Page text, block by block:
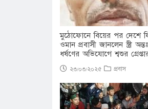
মুঠোফোনে বিয়ের পর দেশে
ওমান প্রবাসী জানলেন স্ত্রী
ধর্ষণের অভিযোগে শ্বশুর
২৩/০৩/২০২৫ প্রবাস